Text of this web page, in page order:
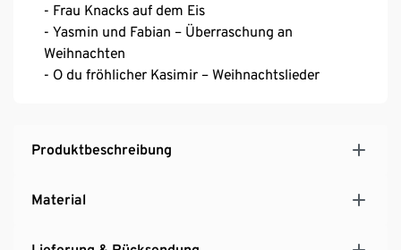
- Frau Knacks auf dem Eis
- Yasmin und Fabian – Überraschung an
Weihnachten
- O du fröhlicher Kasimir – Weihnachtslieder
Produktbeschreibung
Material